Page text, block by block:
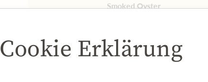
Smoked Oyster
Cookie Erklärung